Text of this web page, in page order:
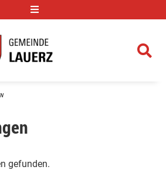
gefunden.